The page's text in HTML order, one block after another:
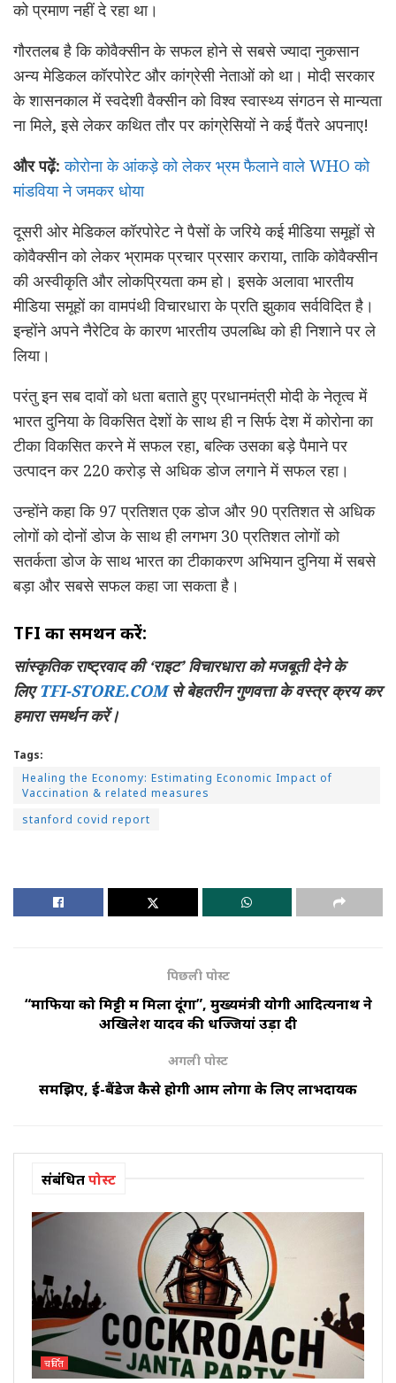
को प्रमाण नहीं दे रहा था।
गौरतलब है कि कोवैक्सीन के सफल होने से सबसे ज्यादा नुकसान
अन्य मेडिकल कॉरपोरेट और कांग्रेसी नेताओं को था। मोदी सरकार
के शासनकाल में स्वदेशी वैक्सीन को विश्व स्वास्थ्य संगठन से मान्यता
ना मिले, इसे लेकर कथित तौर पर कांग्रेसियों ने कई पैंतरे अपनाए!
और पढ़ें:कोरोना के आंकड़े को लेकर भ्रम फैलाने वाले WHO को
मांडविया ने जमकर धोया
दूसरी ओर मेडिकल कॉरपोरेट ने पैसों के जरिये कई मीडिया समूहों से
कोवैक्सीन को लेकर भ्रामक प्रचार प्रसार कराया, ताकि कोवैक्सीन
की अस्वीकृति और लोकप्रियता कम हो। इसके अलावा भारतीय
मीडिया समूहों का वामपंथी विचारधारा के प्रति झुकाव सर्वविदित है।
इन्होंने अपने नैरेटिव के कारण भारतीय उपलब्धि को ही निशाने पर ले
लिया।
परंतु इन सब दावों को धता बताते हुए प्रधानमंत्री मोदी के नेतृत्व में
भारत दुनिया के विकसित देशों के साथ ही न सिर्फ देश में कोरोना का
टीका विकसित करने में सफल रहा, बल्कि उसका बड़े पैमाने पर
उत्पादन कर 220 करोड़ से अधिक डोज लगाने में सफल रहा।
उन्होंने कहा कि 97 प्रतिशत एक डोज और 90 प्रतिशत से अधिक
लोगों को दोनों डोज के साथ ही लगभग 30 प्रतिशत लोगों को
सतर्कता डोज के साथ भारत का टीकाकरण अभियान दुनिया में सबसे
बड़ा और सबसे सफल कहा जा सकता है।
TFI का समर्थन करें:
सांस्कृतिक राष्ट्रवाद की ‘राइट’ विचारधारा को मजबूती देने के
लिए TFI-STORE.COMसे बेहतरीन गुणवत्ता के वस्त्र क्रय कर
हमारा समर्थन करें।
Tags:
Healing the Economy: Estimating Economic Impact of
Vaccination & related measures
stanford covid report
पिछली पोस्ट
“माफिया को मिट्टी में मिला दूंगा”, मुख्यमंत्री योगी आदित्यनाथ ने
अखिलेश यादव की धज्जियां उड़ा दी
अगली पोस्ट
समझिए, ई-बैंडेज कैसे होगी आम लोगों के लिए लाभदायक
संबंधितपोस्ट
चर्चित